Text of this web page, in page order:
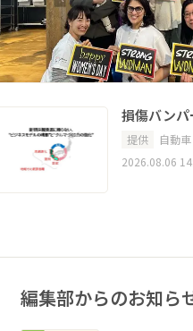
損傷バン
提供
自動
2026.08.06
編集部からのお知ら